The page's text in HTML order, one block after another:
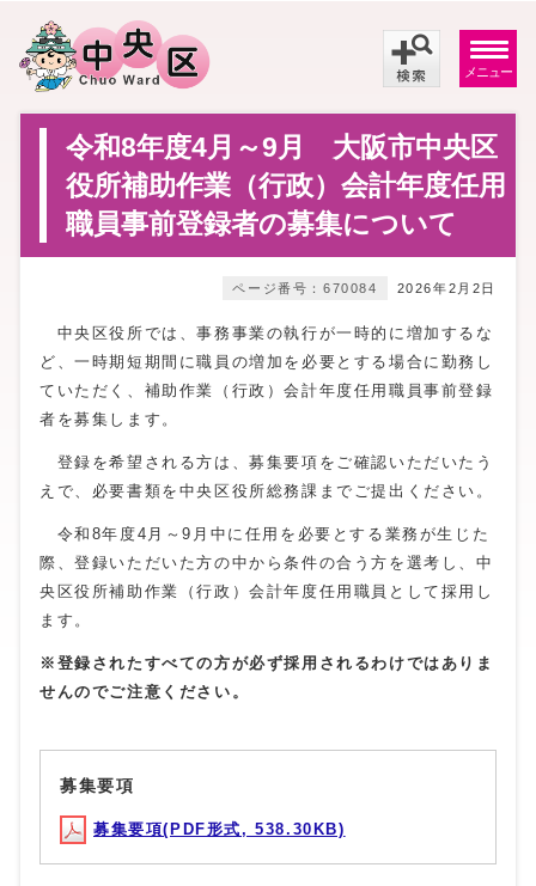
メニュー
令和8年度4月～9月 大阪市中央区
役所補助作業（行政）会計年度任用
職員事前登録者の募集について
2026年2月2日
ページ番号：670084
中央区役所では、事務事業の執行が一時的に増加するな
ど、一時期短期間に職員の増加を必要とする場合に勤務し
ていただく、補助作業（行政）会計年度任用職員事前登録
者を募集します。
登録を希望される方は、募集要項をご確認いただいたう
えで、必要書類を中央区役所総務課までご提出ください。
令和8年度4月～9月中に任用を必要とする業務が生じた
際、登録いただいた方の中から条件の合う方を選考し、中
央区役所補助作業（行政）会計年度任用職員として採用し
ます。
※登録されたすべての方が必ず採用されるわけではありま
せんのでご注意ください。
募集要項
募集要項(PDF形式, 538.30KB)